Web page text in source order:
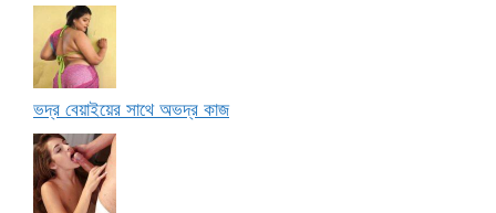
ভদ্র বেয়াইয়ের সাথে অভদ্র কাজ